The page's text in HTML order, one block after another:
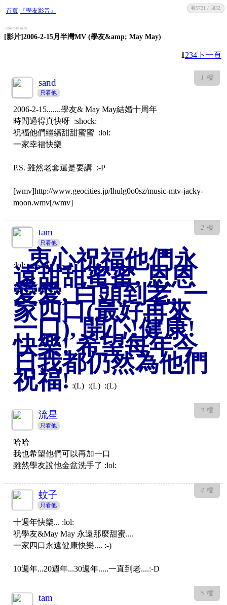
首頁 『學友影音』 收藏 回復
- 2006-2-15 20:55
[影片]2006-2-15月半灣MV (學友&amp; May May)
看5721 / 回32
1234下一頁
1 樓
sand
只看他
2006-2-15.......學友& May May結婚十周年
時間過得真快呀 :shock:
祝福他們繼續甜甜蜜蜜 :lol:
一家幸福快樂
P.S. 雖然老套還是要講 :-P
[wmv]http://www.geocities.jp/lhulg0o0sz/music-mtv-jacky-
moon.wmv[/wmv]
2 樓
tam
只看他
:lol:衷心祝福他們永
遠甜甜蜜蜜, 恩恩
愛愛, 白頭到老, 一
家四口(最好再來
一口), 開心!健康!
快樂! 希望每年今
日我都仍然為他們
祝福! :(L) :(L) :(L)
3 樓
流星
只看他
哈哈
我也希望他們可以再加一口
雖然學友說他金盆洗手了 :lol:
4 樓
蚊子
只看他
十週年快樂... :lol:
祝學友&May May 永遠那麼甜蜜....
一家四口永遠健康快樂.... :-)
10週年...20週年...30週年.....一直到老....:-D
5 樓
tam